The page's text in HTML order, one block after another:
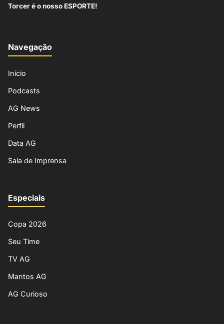
Torcer é o nosso ESPORTE!
Navegação
Início
Podcasts
AG News
Perfil
Data AG
Sala de Imprensa
Especiais
Copa 2026
Seu Time
TV AG
Mantos AG
AG Curioso